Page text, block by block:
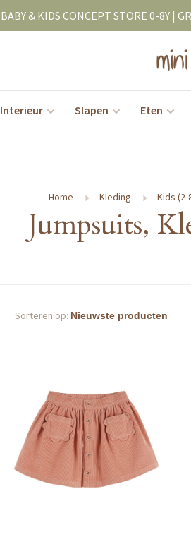
BABY & KIDS CONCEPT STORE 0-8Y |
Interieur Slapen Eten
Home Kleding Kids (2-
Jumpsuits,
Sorteren op: